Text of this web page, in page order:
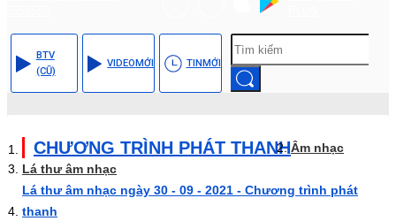
BTV
(CŨ)
VIDEOMỚI TINMỚI
CHƯƠNG TRÌNH PHÁT THANHÂm nhạc
Lá thư âm nhạc
Lá thư âm nhạc ngày 30 - 09 - 2021 - Chương trình phát
thanh